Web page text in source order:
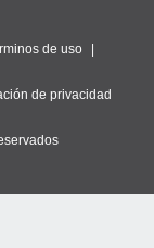
de uso
de privacidad